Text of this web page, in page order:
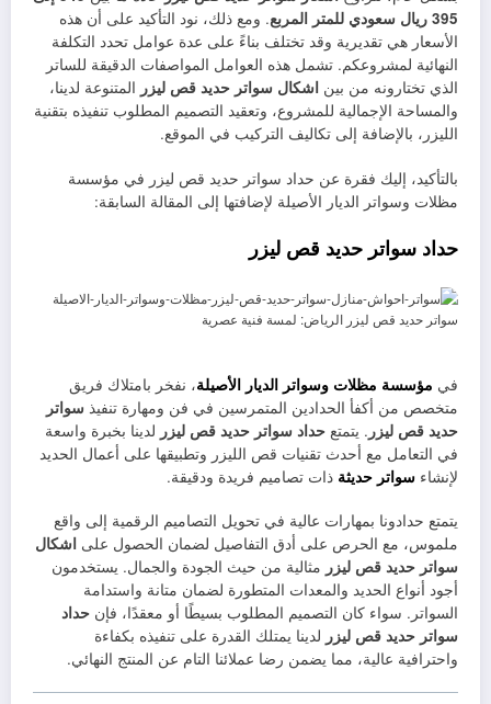
395 ريال سعودي للمتر المربع
. ومع ذلك، نود التأكيد على أن هذه
الأسعار هي تقديرية وقد تختلف بناءً على عدة عوامل تحدد التكلفة
النهائية لمشروعكم. تشمل هذه العوامل المواصفات الدقيقة للساتر
الذي تختارونه من بين اشكال سواتر حديد قص ليزر المتنوعة لدينا،
والمساحة الإجمالية للمشروع، وتعقيد التصميم المطلوب تنفيذه بتقنية
الليزر، بالإضافة إلى تكاليف التركيب في الموقع.
بالتأكيد، إليك فقرة عن حداد سواتر حديد قص ليزر في مؤسسة
مظلات وسواتر الديار الأصيلة لإضافتها إلى المقالة السابقة:
حداد سواتر حديد قص ليزر
في مؤسسة مظلات وسواتر الديار الأصيلة، نفخر بامتلاك فريق
متخصص من أكفأ الحدادين المتمرسين في فن ومهارة تنفيذ سواتر
حديد قص ليزر . يتمتع حداد سواتر حديد قص ليزر لدينا بخبرة واسعة
في التعامل مع أحدث تقنيات قص الليزر وتطبيقها على أعمال الحديد
لإنشاء سواتر حديثة ذات تصاميم فريدة ودقيقة.
يتمتع حدادونا بمهارات عالية في تحويل التصاميم الرقمية إلى واقع
ملموس، مع الحرص على أدق التفاصيل لضمان الحصول على اشكال
سواتر حديد قص ليزر مثالية من حيث الجودة والجمال. يستخدمون
أجود أنواع الحديد والمعدات المتطورة لضمان متانة واستدامة
السواتر. سواء كان التصميم المطلوب بسيطًا أو معقدًا، فإن حداد
سواتر حديد قص ليزر لدينا يمتلك القدرة على تنفيذه بكفاءة
واحترافية عالية، مما يضمن رضا عملائنا التام عن المنتج النهائي.